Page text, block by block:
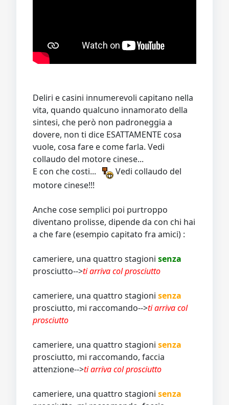
Deliri e casini innumerevoli capitano nella
vita, quando qualcuno innamorato della
sintesi, che però non padroneggia a
dovere, non ti dice ESATTAMENTE cosa
vuole, cosa fare e come farla. Vedi
collaudo del motore cinese...
E con che costi...
Vedi collaudo del
motore cinese!!!
Anche cose semplici poi purtroppo
diventano prolisse, dipende da con chi hai
a che fare (esempio capitato fra amici) :
cameriere, una quattro stagioni senza
prosciutto-->ti arriva col prosciutto
cameriere, una quattro stagioni senza
prosciutto, mi raccomando-->ti arriva col
prosciutto
cameriere, una quattro stagioni senza
prosciutto, mi raccomando, faccia
attenzione-->ti arriva col prosciutto
cameriere, una quattro stagioni senza